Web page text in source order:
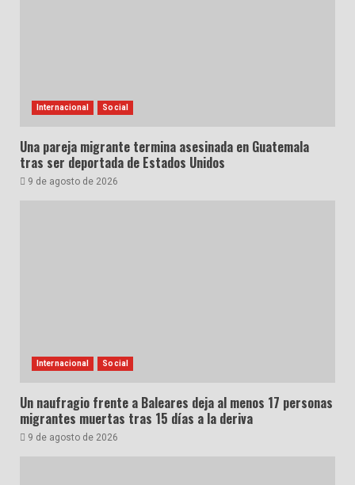
Internacional Social
Una pareja migrante termina asesinada en Guatemala
tras ser deportada de Estados Unidos
9 de agosto de 2026
Internacional Social
Un naufragio frente a Baleares deja al menos 17 personas
migrantes muertas tras 15 días a la deriva
9 de agosto de 2026